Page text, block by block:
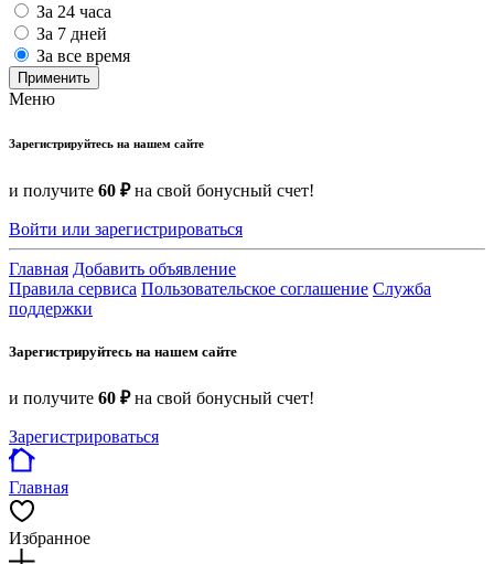
За 24 часа
За 7 дней
За все время
Применить
Меню
Зарегистрируйтесь на нашем сайте
и получите 60 ₽на свой бонусный счет!
Войти или зарегистрироваться
Главная Добавить объявление
Правила сервиса Пользовательское соглашение Служба
поддержки
Зарегистрируйтесь на нашем сайте
и получите 60 ₽на свой бонусный счет!
Зарегистрироваться
Главная
Избранное